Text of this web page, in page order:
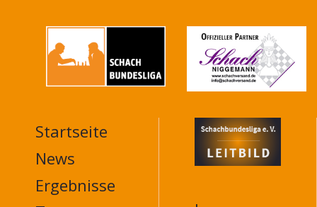
MAIN
NAVIGATION
FOOTER
Startseite
News
Ergebnisse